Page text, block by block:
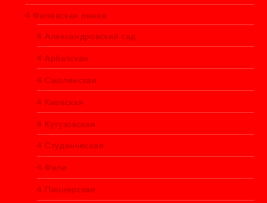
4 Филёвская линия
4 Александровский сад
4 Арбатская
4 Смоленская
4 Киевская
4 Кутузовская
4 Студенческая
4 Фили
4 Пионерская